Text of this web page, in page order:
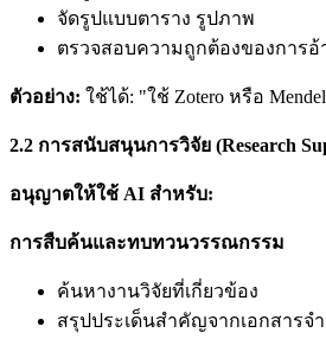
จัดรูปแบบตาราง รูปภาพ
ตรวจสอบความถูกต้องของการอ้
ตัวอย่าง: ใช้ได้: "ใช้ Zotero หรือ
2.2 การสนับสนุนการวิจัย (Research
อนุญาตให้ใช้ AI สำหรับ:
การสืบค้นและทบทวนวรรณกรรม
ค้นหางานวิจัยที่เกี่ยวข้อง
สรุปประเด็นสำคัญจากเอกสารจ